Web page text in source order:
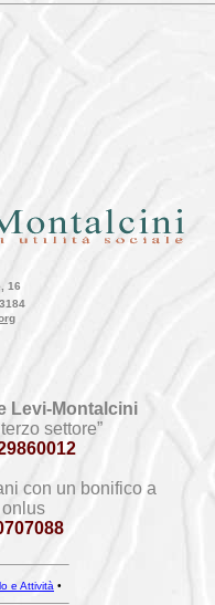
16
Levi-Montalcini
settore”
con un bonifico a
e Attività •